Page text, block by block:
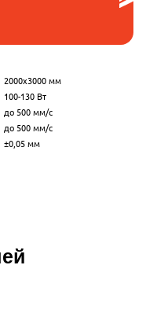
2000x3000 мм
100-130 Вт
до 500 мм/с
до 500 мм/с
±0,05 мм
Flat Bed